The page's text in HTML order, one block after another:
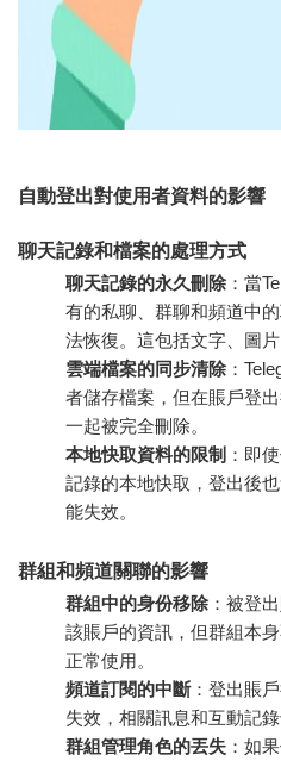
自動登出對使用者資料的影響
聊天記錄和檔案的處理方式
聊天記錄的永久刪除 ：當
有的私聊、群聊和頻道中
法恢復。這包括文字、圖
雲端檔案的同步清除 ：
者儲存檔案，但在賬戶登
一起被完全刪除。
本地快取資料的限制 ：即
記錄的本地快取，登出後
能失效。
群組和頻道關聯的影響
群組中的身份移除 ：被登
該賬戶的資訊，但群組本
正常使用。
頻道訂閱的中斷：登出賬
失效，相關訊息和互動記錄
群組管理角色的丟失 ：如